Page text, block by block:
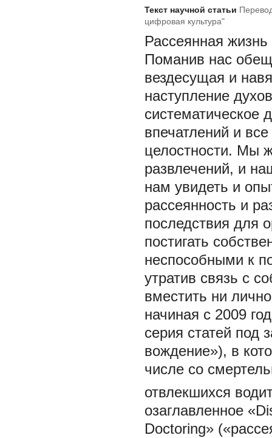
Текст научной статьи
цифровая культура"
Рассеянная жизнь
Поманив нас
вездесущая и
наступление
систематическое
впечатлений и
целостности. Мы
развлечений, и
нам увидеть и
рассеянность и
последствия для
постигать
неспособными к
утратив связь с
вместить ни
начиная с 2009
серия статей под
вождение»), в
числе со
отвлекшихся
озаглавленное
Doctoring»